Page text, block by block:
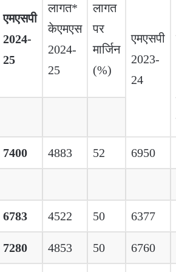
एमएसपी
2024-
25
लागत*
केएमएस
2024-
25
लागत
पर
मार्जिन
(%)
एमएसपी
2023-
24
7400 4883 52 6950
6783 4522 50 6377
7280 4853 50 6760